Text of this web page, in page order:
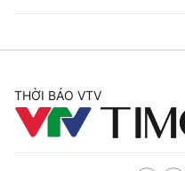
THỜI BÁO VTV